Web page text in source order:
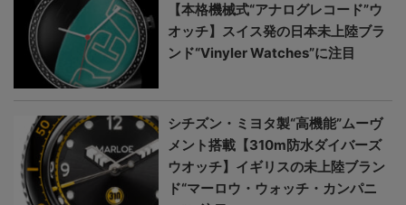
【本格機械式“アナログレコード”ウ
オッチ】スイス発の日本未上陸ブラ
ンド“Vinyler Watches”に注目
シチズン・ミヨタ製“高機能”ムーヴ
メント搭載【310m防水ダイバーズ
ウオッチ】イギリスの未上陸ブラン
ド“マーロウ・ウォッチ・カンパニ